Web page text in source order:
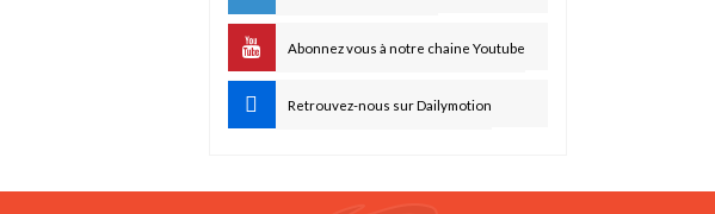
Abonnez vous à notre chaine Youtube
Retrouvez-nous sur Dailymotion